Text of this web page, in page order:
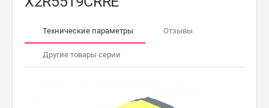
Технические параметры Отзывы
Другие товары серии